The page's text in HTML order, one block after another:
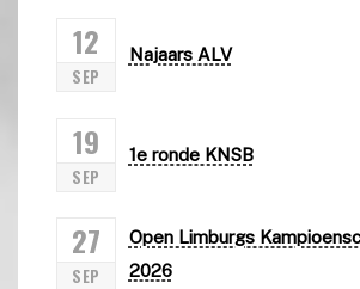
12
SEP
Najaars ALV
19
SEP
1e ronde KNSB
27
SEP
Open Limburgs
2026